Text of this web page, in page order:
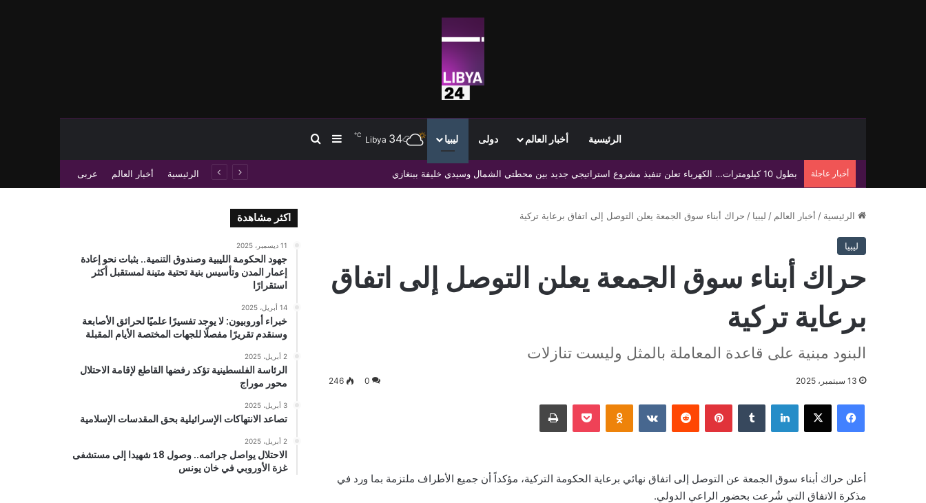
الرئيسية أخبار العالم دولى ليبيا Libya 34
℃ إضافة عمود جانبي
بحث عن
أخبار عاجلة النفط يتراجع وسط آمال التوصل لاتفاق بين أمريكا وإيران الرئيسية أخبار العالم عربى
الرئيسية / أخبار العالم / ليبيا / حراك أبناء سوق الجمعة يعلن التوصل إلى اتفاق برعاية تركية
ليبيا
حراك أبناء سوق الجمعة يعلن التوصل إلى اتفاق
برعاية تركية
البنود مبنية على قاعدة المعاملة بالمثل وليست تنازلات
13 سبتمبر، 2025 0
246
فيسبوك ‫X لينكدإن بينتيريست Odnoklassniki
‫Pocket طباعة
أعلن حراك أبناء سوق الجمعة عن التوصل إلى اتفاق نهائي برعاية الحكومة التركية، مؤكداً أن جميع الأطراف ملتزمة بما ورد في
مذكرة الاتفاق التي شُرعت بحضور الراعي الدولي.
اكثر مشاهدة
11 ديسمبر، 2025
جهود الحكومة الليبية وصندوق التنمية.. بثبات نحو إعادة
إعمار المدن وتأسيس بنية تحتية متينة لمستقبل أكثر
استقرارًا
14 أبريل، 2025
خبراء أوروبيون: لا يوجد تفسيرًا علميًا لحرائق الأصابعة
وسنقدم تقريرًا مفصلًا للجهات المختصة الأيام المقبلة
2 أبريل، 2025
الرئاسة الفلسطينية تؤكد رفضها القاطع لإقامة الاحتلال
محور موراج
3 أبريل، 2025
تصاعد الانتهاكات الإسرائيلية بحق المقدسات الإسلامية
2 أبريل، 2025
الاحتلال يواصل جرائمه.. وصول 18 شهيدا إلى مستشفى
غزة الأوروبي في خان يونس